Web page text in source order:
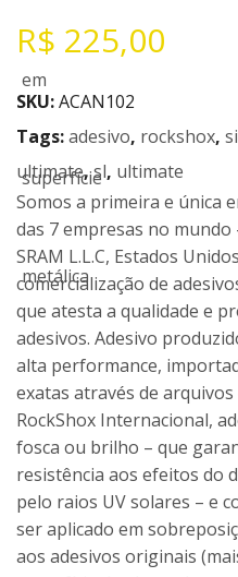
R$ 225,00
SKU:ACAN102
Tags:adesivo, rockshox,
ultimate,sl, ultimate
Somos a primeira e única
das 7 empresas no
SRAM L.L.C, Estados
comercialização de
que atesta a qualidade e
adesivos. Adesivo
alta performance,
exatas através de
RockShox Internacional,
fosca ou brilho – que
resistência aos efeitos do
pelo raios UV solares – e
ser aplicado em
aos adesivos originais